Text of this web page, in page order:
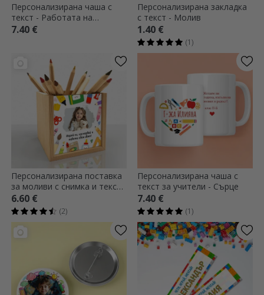
Персонализирана чаша с
текст - Работата на
учителя
7.40 €
Персонализирана закладка
с текст - Молив
1.40 €
(1)
Персонализирана поставка
за моливи с снимка и текст -
Цветове
6.60 €
(2)
Персонализирана чаша с
текст за учители - Сърце
7.40 €
(1)